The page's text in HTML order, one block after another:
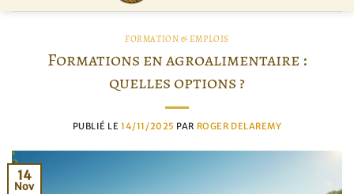
FORMATION & EMPLOIS
Formations en agroalimentaire :
quelles options ?
PUBLIÉ LE14/11/2025 PAR ROGER DELAREMY
14
Nov